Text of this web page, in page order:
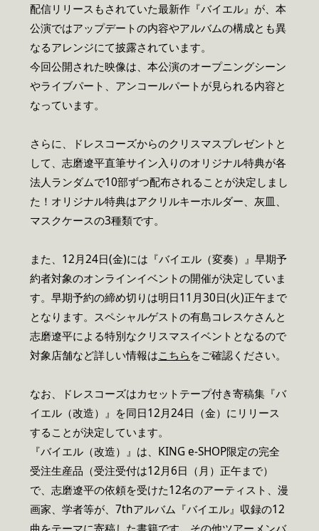
配信リリースもされていた最新作『バイエル』が、本
公演ではアップデートの内容やアルバムの構成とも異
なるアレンジにて披露されています。
今回公開された映像は、本公演のオープニングシーン
やライブパート、アンコールパートが見られる内容と
なっています。
さらに、ドレスコーズからのクリスマスプレゼントと
して、志磨遼平直筆サイン入りのオリジナル特典が各
法人ランダムで10部ずつ配布されることが決定しまし
た！オリジナル特典はアクリルキーホルダー、灰皿、
マスクケースの3種類です。
また、12月24日(金)には『バイエル（変奏）』早期予
約者対象のオンラインイベントの開催が決定していま
す。早期予約の締め切りは明日11月30日(火)正午まで
となります。スペシャルゲストの有島コレスケさんと
志磨遼平による特別なクリスマスイベントとなるので
対象店舗など詳しい情報はこちらをご確認ください。
なお、ドレスコーズはカセットテープ付き寄稿集『バ
イエル（改造）』を同日12月24日（金）にリリース
することが決定しています。
『バイエル（改造）』は、KING e-SHOP限定の完全
受注生産品（受注受付は12月6日（月）正午まで）
で、志磨遼平の依頼を受けた12名のアーティスト、漫
画家、学者等が、7thアルバム『バイエル』収録の12